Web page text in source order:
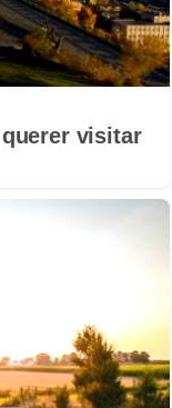
visitar